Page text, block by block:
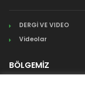
DERGİ VE VIDEO
Videolar
BÖLGEMİZ